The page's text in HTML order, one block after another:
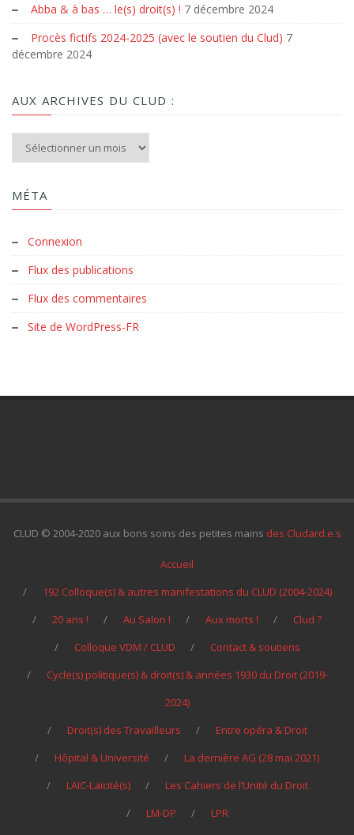
Abba & à bas … le(s) droit(s) ! 7 décembre 2024
Procès fictifs 2024-2025 (avec le soutien du Clud) 7
décembre 2024
AUX ARCHIVES DU CLUD :
MÉTA
Connexion
Flux des publications
Flux des commentaires
Site de WordPress-FR
CLUD © 2004-2020 aux bons soins des petites mains des Cludard.e.s
Accueil
192 Colloque(s) & autres manifestations du CLUD (2004-2024)
20 ans !
Au Salon ! Aux morts !
Clud ?
Colloque VDM / CLUD
Contact & soutiens
Cycle(s) politique(s) & droit(s) & années 1930 du Droit (2019-
2024)
Droit(s) des Travailleurs
Entre opéra & Droit
Hôpital & Université
La dernière AG (28 mai 2021)
LAIC-Laïcité(s)
Les Cahiers de l’Unité du Droit
LM-DP
LPR